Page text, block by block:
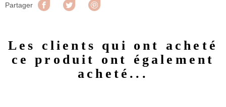
Partager Partager Tweet
Les clients qui ont acheté
ce produit ont également
acheté...